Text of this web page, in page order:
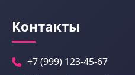
Контакты
+7 (999) 123-45-67